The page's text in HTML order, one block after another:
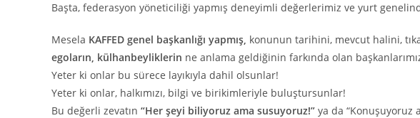
Başta, federasyon yöneticiliği yapmış deneyimli değerlerimiz ve yurt
Mesela KAFFED genel başkanlığı yapmış, konunun tarihini, mevcut halini,
egoların, külhanbeyliklerin ne anlama geldiğinin farkında olan
Yeter ki onlar bu sürece layıkıyla dahil olsunlar!
Yeter ki onlar, halkımızı, bilgi ve birikimleriyle buluştursunlar!
Bu değerli zevatın “Her şeyi biliyoruz ama susuyoruz!” ya da “Konuşuyoruz